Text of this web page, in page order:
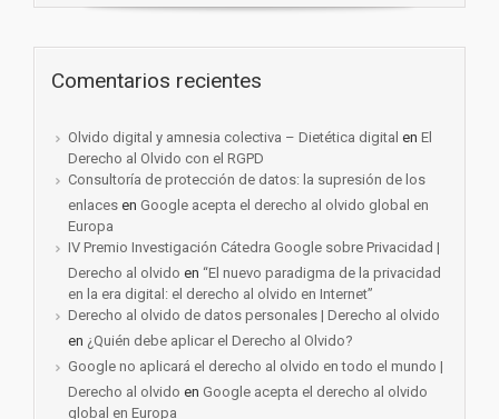
Comentarios recientes
Olvido digital y amnesia colectiva – Dietética digital en El
Derecho al Olvido con el RGPD
Consultoría de protección de datos: la supresión de los
enlaces en Google acepta el derecho al olvido global en
Europa
IV Premio Investigación Cátedra Google sobre Privacidad |
Derecho al olvido en “El nuevo paradigma de la privacidad
en la era digital: el derecho al olvido en Internet”
Derecho al olvido de datos personales | Derecho al olvido
en ¿Quién debe aplicar el Derecho al Olvido?
Google no aplicará el derecho al olvido en todo el mundo |
Derecho al olvido en Google acepta el derecho al olvido
global en Europa